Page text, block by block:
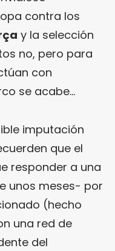
contra los
y la selección
no, pero para
con
se acabe…
imputación
que el
responder a una
unos meses- por
(hecho
una red de
del